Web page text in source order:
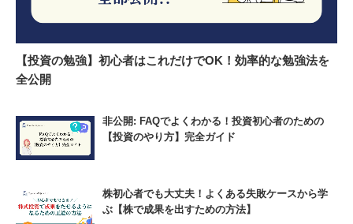
【投資の勉強】初心者はこれだけでOK！効率的な勉強法を
全公開
非公開: FAQでよくわかる！投資初心者のための
【投資のやり方】完全ガイド
株初心者でも大丈夫！よくある失敗ケースから学
ぶ【株で成果を出すための方法】